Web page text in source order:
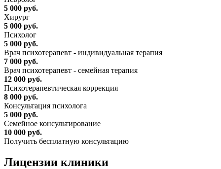
5 000 руб.
Хирург
5 000 руб.
Психолог
5 000 руб.
Врач психотерапевт - индивидуальная терапия
7 000 руб.
Врач психотерапевт - семейная терапия
12 000 руб.
Психотерапевтическая коррекция
8 000 руб.
Консультация психолога
5 000 руб.
Семейное консультирование
10 000 руб.
Получить бесплатную консультацию
Лицензии клиники